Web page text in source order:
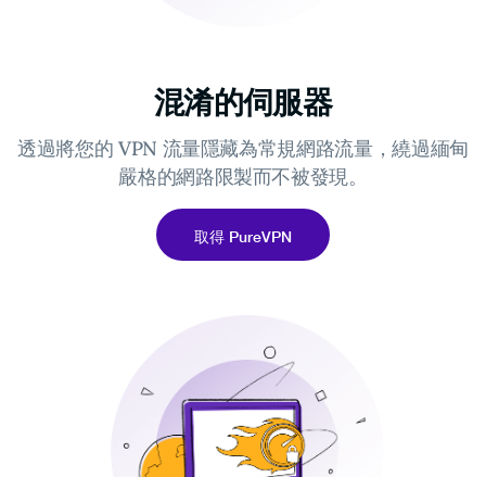
混淆的伺服器
透過將您的 VPN 流量隱藏為常規網路流量，繞過緬甸
嚴格的網路限製而不被發現。
取得 PureVPN